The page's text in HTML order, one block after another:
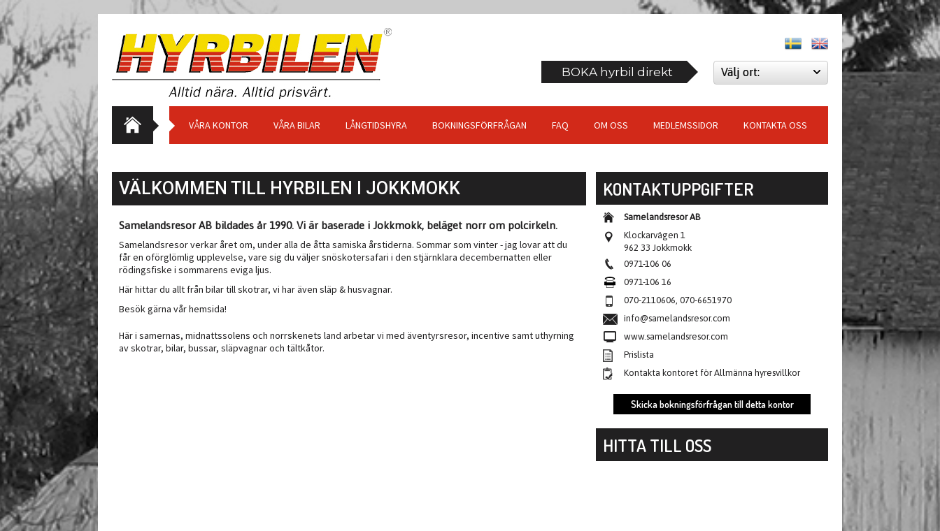
BOKA hyrbil direkt Välj ort:
VÅRA KONTOR VÅRA BILAR LÅNGTIDSHYRA BOKNINGSFÖRFRÅGAN FAQ OM OSS MEDLEMSSIDOR KONTAKTA OSS
VÄLKOMMEN TILL HYRBILEN I JOKKMOKK
Samelandsresor AB bildades år 1990. Vi är baserade i Jokkmokk, beläget norr om polcirkeln.
Samelandsresor verkar året om, under alla de åtta samiska årstiderna. Sommar som vinter - jag lovar att du
får en oförglömlig upplevelse, vare sig du väljer snöskotersafari i den stjärnklara decembernatten eller
rödingsfiske i sommarens eviga ljus.
Här hittar du allt från bilar till skotrar, vi har även släp & husvagnar.
Besök gärna vår hemsida!
Här i samernas, midnattssolens och norrskenets land arbetar vi med äventyrsresor, incentive samt uthyrning
av skotrar, bilar, bussar, släpvagnar och tältkåtor.
KONTAKTUPPGIFTER
Samelandsresor AB
Klockarvägen 1
962 33 Jokkmokk
0971-106 06
0971-106 16
070-2110606, 070-6651970
info@samelandsresor.com
www.samelandsresor.com
Prislista
Kontakta kontoret för Allmänna hyresvillkor
Skicka bokningsförfrågan till detta kontor
HITTA TILL OSS